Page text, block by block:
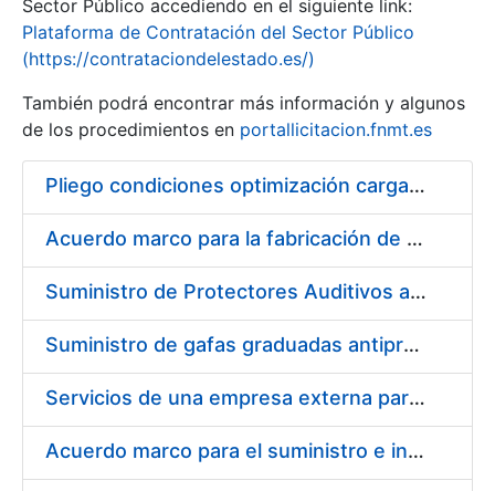
Erakutsi/Ezkutatu
Sector Público accediendo en el siguiente link:
Plataforma de Contratación del Sector Público
(https://contrataciondelestado.es/)
También podrá encontrar más información y algunos
de los procedimientos en portallicitacion.fnmt.es
Pliego condiciones optimización cargas compras firmado
Acuerdo marco para la fabricación de piezas
Suministro de Protectores Auditivos a medida para las personas trabajadoras de los Centros de Trabajo de Madrid y Burgos
Suministro de gafas graduadas antiproyecciones para los trabajadores de la FNMT-RCM en los centros de trabajo de Madrid y Burgos
Servicios de una empresa externa para el asesoramiento y resolución de los recursos de alzada que se presentan relacionados con procesos de selección para la FNMT-RCM
Acuerdo marco para el suministro e instalación de persianas, estores y otros complementos